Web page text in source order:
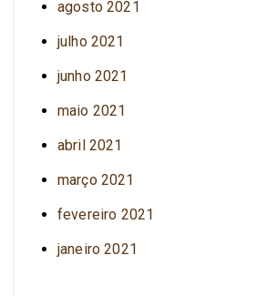
agosto 2021
julho 2021
junho 2021
maio 2021
abril 2021
março 2021
fevereiro 2021
janeiro 2021